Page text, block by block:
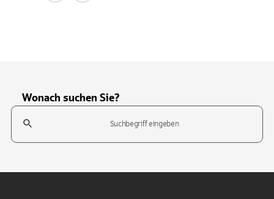
Wonach suchen Sie?
Suchfeld